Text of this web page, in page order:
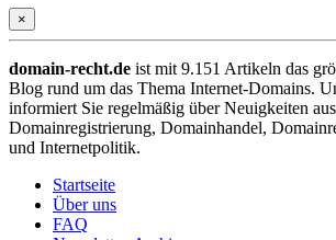
×
domain-recht.de ist mit 9.151 Artikeln das
Blog rund um das Thema Internet-Domains.
informiert Sie regelmäßig über Neuigkeiten
Domainregistrierung, Domainhandel,
und Internetpolitik.
Startseite
Über uns
FAQ